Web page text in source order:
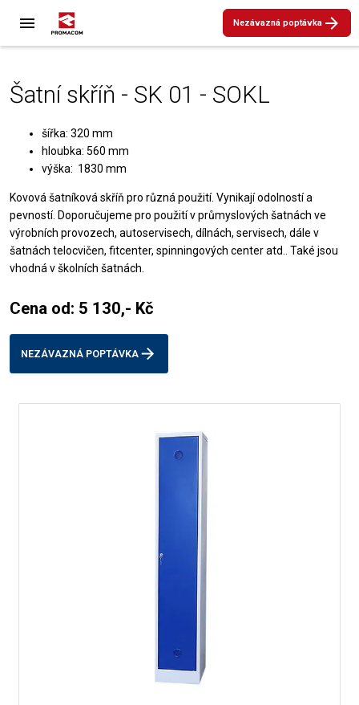
Nezávazná poptávka
Šatní skříň - SK 01 - SOKL
šířka: 320 mm
hloubka: 560 mm
výška: 1830 mm
Kovová šatníková skříň pro různá použití. Vynikají odolností a
pevností. Doporučujeme pro použití v průmyslových šatnách ve
výrobních provozech, autoservisech, dílnách, servisech, dále v
šatnách telocvičen, fitcenter, spinningových center atd.. Také jsou
vhodná v školních šatnách.
Cena od: 5 130,- Kč
NEZÁVAZNÁ POPTÁVKA